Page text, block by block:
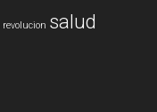
revolucion salud